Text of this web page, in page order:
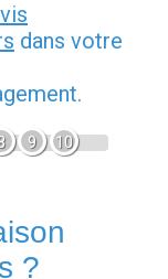
dans votre
9 10
?